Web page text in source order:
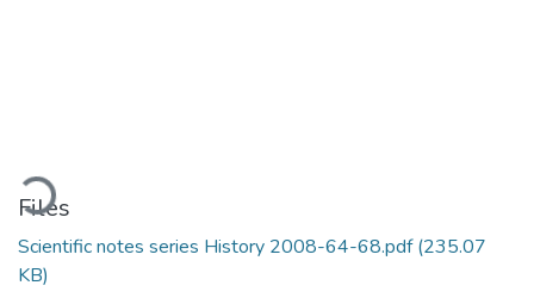
Files
Scientific notes series History 2008-64-68.pdf(235.07
KB)